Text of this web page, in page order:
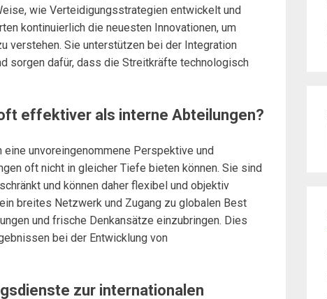
wie Verteidigungsstrategien entwickelt und
kontinuierlich die neuesten Innovationen, um
verstehen. Sie unterstützen bei der Integration
sorgen dafür, dass die Streitkräfte technologisch
effektiver als interne Abteilungen?
unvoreingenommene Perspektive und
oft nicht in gleicher Tiefe bieten können. Sie sind
und können daher flexibel und objektiv
breites Netzwerk und Zugang zu globalen Best
und frische Denkansätze einzubringen. Dies
bei der Entwicklung von
zur internationalen